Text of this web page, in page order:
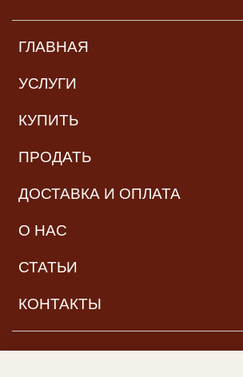
ГЛАВНАЯ
УСЛУГИ
КУПИТЬ
ПРОДАТЬ
ДОСТАВКА И ОПЛАТА
О НАС
СТАТЬИ
КОНТАКТЫ